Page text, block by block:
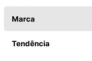
Marca
Tendência